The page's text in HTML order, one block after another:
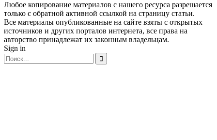
Любое копирование материалов с нашего ресурса разрешается
только с обратной активной ссылкой на страницу статьи.
Все материалы опубликованные на сайте взяты с открытых
источников и других порталов интернета, все права на
авторство принадлежат их законным владельцам.
Sign in